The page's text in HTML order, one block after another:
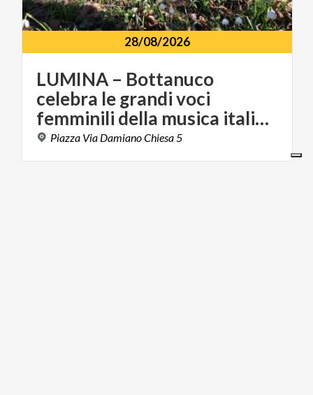
28/08/2026
LUMINA – Bottanuco
celebra le grandi voci
femminili della musica italiana
Piazza Via DamianoChiesa 5